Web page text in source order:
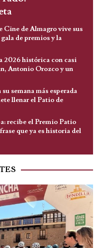
de Almagro vive sus
de premios y la
2026 histórica con casi
Antonio Orozco y un
semana más esperada
llenar el Patio de
recibe el Premio Patio
que ya es historia del